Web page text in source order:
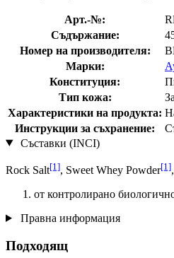
Арт.-№:
Съдържание:
Номер на производителя:
Марки:
Конституция:
Тип кожа:
Характеристики на продукта:
Инструкции за съхранение:
Съставки (INCI)
Rock Salt[1], Sweet Whey Powder[1]
от контролирано
Правна информация
Подходящ